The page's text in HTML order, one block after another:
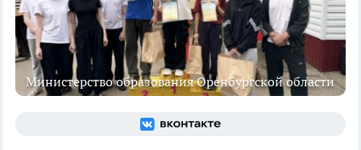
Министерство образования Оренбургской области